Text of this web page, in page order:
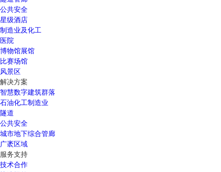
公共安全
星级酒店
制造业及化工
医院
博物馆展馆
比赛场馆
风景区
解决方案
智慧数字建筑群落
石油化工制造业
隧道
公共安全
城市地下综合管廊
广袤区域
服务支持
技术合作